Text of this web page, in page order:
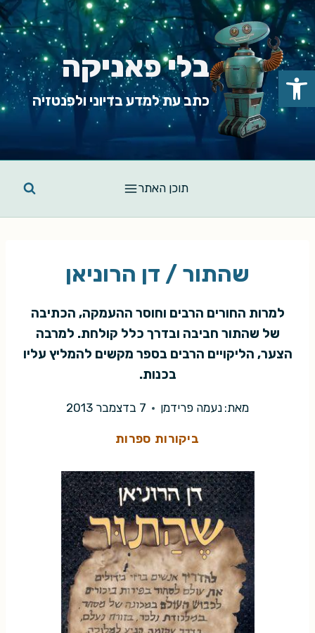
Skip
to
content
בלי פאניקה
כתב עת למדע בדיוני ולפנטזיה
תוכן האתר
שהתור / דן הרוניאן
למרות החורים הרבים וחוסר ההעמקה, הכתיבה
של שהתור חביבה ובדרך כלל קולחת. למרבה
הצער, הליקויים הרבים בספר מקשים להמליץ עליו
בכנות.
מאת: נעמה פרידמן 7 בדצמבר 2013
ביקורות ספרות
פתח סרגל נגישות